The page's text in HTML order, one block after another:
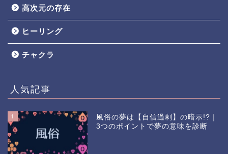
高次元の存在
ヒーリング
チャクラ
人気記事
1
風俗の夢は【自信過剰】の暗示!?｜
3つのポイントで夢の意味を診断